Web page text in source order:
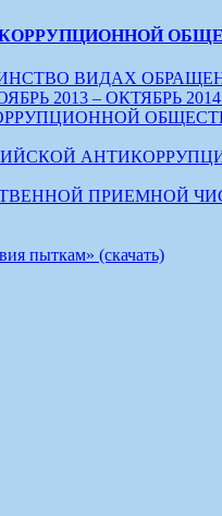
ВИДАХ
– ОКТЯБРЬ 2014
ПРИЕМНОЙ
пыткам» (скачать)